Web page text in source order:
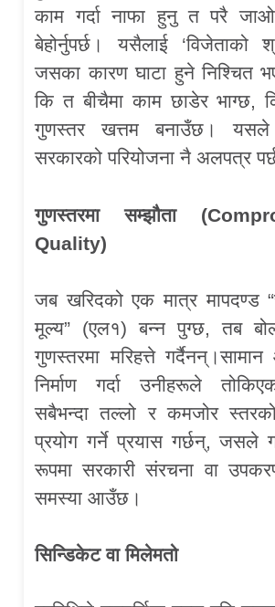
काम गर्दा नाफा हुनु त परै
बेहोर्नुपर्छ। यसैलाई ‘विजेताको
जसका कारण घाटा हुने निश्चित
कि त बीचैमा काम छाडेर भाग्छ,
गुणस्तर खत्तम बनाउँछ। यसले
सरकारको परियोजना नै अलपत्र
गुणस्तरमा सम्झौता (
Quality)
जब खरिदको एक मात्र मापदण्ड
मूल्य” (एल१) बन्न पुग्छ, तब
गुणस्तरमा मरिहत्ते गर्दैनन्।सामान
निर्माण गर्दा उनीहरूले
सबैभन्दा तल्लो र कमजोर
प्रयोग गर्ने प्रयास गर्छन्, जसले
रूपमा सरकारी संरचना वा
समस्या आउँछ।
सिन्डिकेट वा मिलेमतो